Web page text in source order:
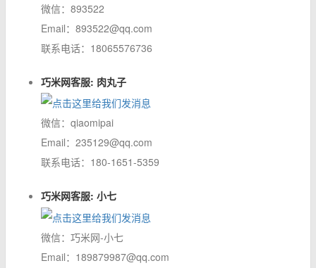
微信：893522
Email：893522@qq.com
联系电话：18065576736
巧米网客服: 肉丸子
微信：qiaomipai
Email：235129@qq.com
联系电话：180-1651-5359
巧米网客服: 小七
微信：巧米网-小七
Email：189879987@qq.com